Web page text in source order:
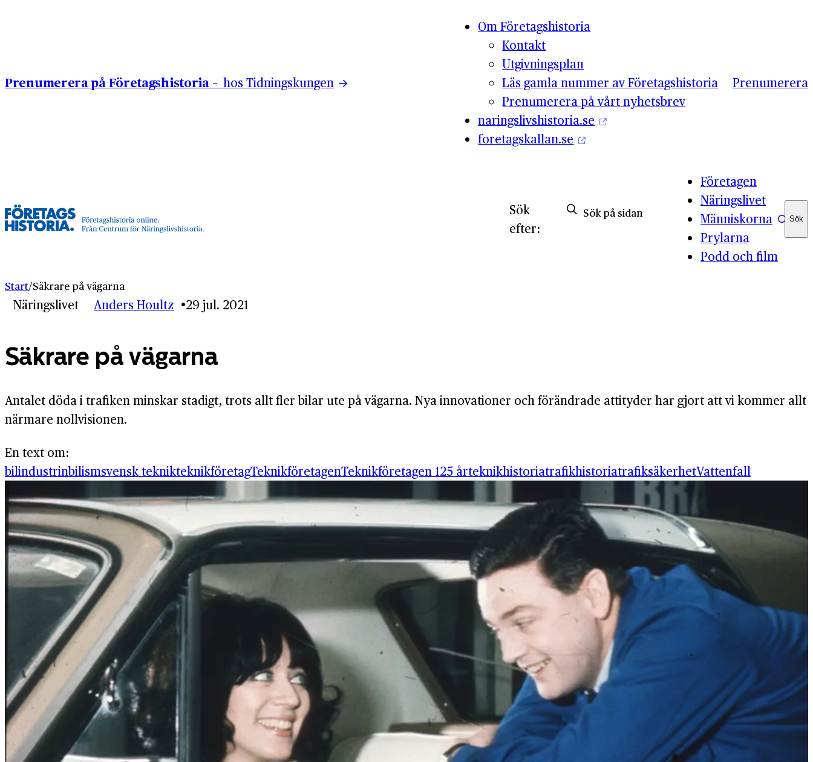
Prenumerera på Företagshistoria – hos Tidningskungen
Om Företagshistoria
Kontakt
Utgivningsplan
Läs gamla nummer av Företagshistoria
Prenumerera på vårt nyhetsbrev
naringslivshistoria.se
foretagskallan.se
Prenumerera
Företagen
Näringslivet
Människorna
Prylarna
Podd och film
Sök
efter:
Sök
Sök
Start/Säkrare på vägarna
Näringslivet Anders Houltz 29 jul. 2021
Säkrare på vägarna
Antalet döda i trafiken minskar stadigt, trots allt fler bilar ute på vägarna. Nya innovationer och förändrade attityder har gjort att vi kommer allt
närmare nollvisionen.
En text om:
bilindustrinbilismsvensk teknikteknikföretagTeknikföretagenTeknikföretagen 125 årteknikhistoriatrafikhistoriatrafiksäkerhetVattenfall